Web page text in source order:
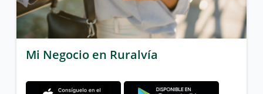
Mi Negocio en Ruralvía